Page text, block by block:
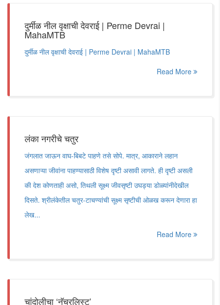
दुर्मीळ नील वृक्षाची देवराई | Perme Devrai |
MahaMTB
दुर्मीळ नील वृक्षाची देवराई | Perme Devrai | MahaMTB
Read More
लंका नगरीचे चतुर
जंगलात जाऊन वाघ-बिबटे पाहणे तसे सोपे. मात्र, आकाराने लहान
असणाऱ्या जीवांना पाहण्यासाठी विशेष दृष्टी असावी लागते. ही दृष्टी असली
की देश कोणताही असो, तिथली सूक्ष्म जीवसृष्टी उघड्या डोळ्यांनीदेखील
दिसते. श्रीलंकेतील चतुर-टाचण्यांची सूक्ष्म सृष्टीची ओळख करून देणारा हा
लेख...
Read More
चांदोलीचा ‌‘नॅचरलिस्ट‌’